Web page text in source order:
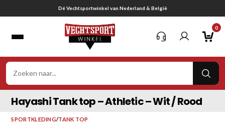
naar
Gratis verzending vanaf € 75,-
0
Hayashi Tank top – Athletic – Wit / Rood
SPORTKLEDING/TANK TOP